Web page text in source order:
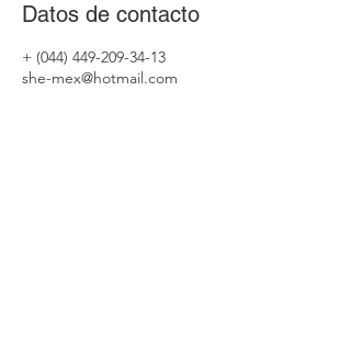
Datos de contacto
+ (044) 449-209-34-13
she-mex@hotmail.com